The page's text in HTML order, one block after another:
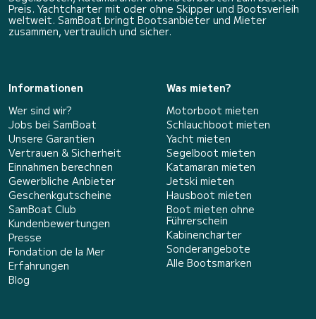
Preis. Yachtcharter mit oder ohne Skipper und Bootsverleih
weltweit. SamBoat bringt Bootsanbieter und Mieter
zusammen, vertraulich und sicher.
Informationen
Wer sind wir?
Jobs bei SamBoat
Unsere Garantien
Vertrauen & Sicherheit
Einnahmen berechnen
Gewerbliche Anbieter
Geschenkgutscheine
SamBoat Club
Kundenbewertungen
Presse
Fondation de la Mer
Erfahrungen
Blog
Was mieten?
Motorboot mieten
Schlauchboot mieten
Yacht mieten
Segelboot mieten
Katamaran mieten
Jetski mieten
Hausboot mieten
Boot mieten ohne
Führerschein
Kabinencharter
Sonderangebote
Alle Bootsmarken